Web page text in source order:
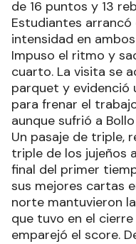
de 16 puntos y 13
Estudiantes
intensidad en
Impuso el ritmo y
cuarto. La visita se
parquet y evidenció
para frenar el
aunque sufrió a
Un pasaje de triple,
triple de los jujeños
final del primer
sus mejores cartas
norte mantuvieron
que tuvo en el
emparejó el score.